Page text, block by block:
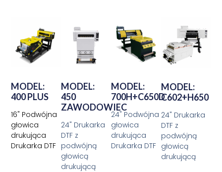
MODEL:
400 PLUS
16" Podwójna
głowica
drukująca
Drukarka DTF
MODEL:
450
ZAWODOWIEC
24" Drukarka
DTF z
podwójną
głowicą
drukującą
MODEL:
700H+C650D
24" Podwójna
głowica
drukująca
Drukarka DTF
MODEL:
C602+H650
24" Drukarka
DTF z
podwójną
głowicą
drukującą